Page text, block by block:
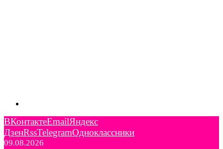
ВКонтактеEmailЯндекс
ДзенRssTelegramОдноклассники
09.08.2026